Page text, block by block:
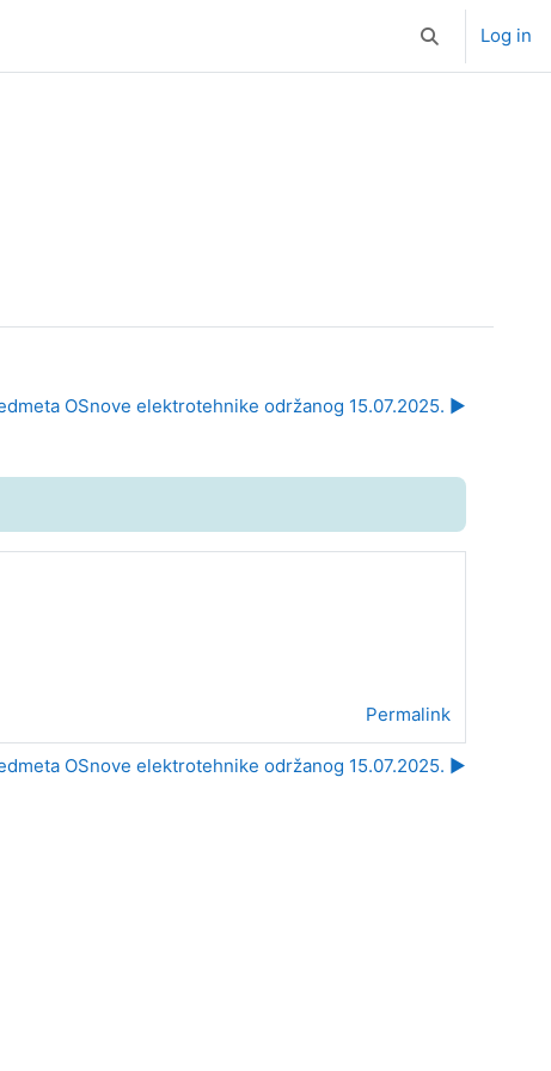
Toggle search
Log in
OSnove elektrotehnike održanog 15.07.2025. ▶︎
Permalink
OSnove elektrotehnike održanog 15.07.2025. ▶︎